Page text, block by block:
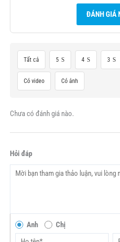
ĐÁNH GIÁ
Tất cả 5 4 3
Có video Có ảnh
Chưa có đánh giá nào.
Hỏi đáp
Anh Chị